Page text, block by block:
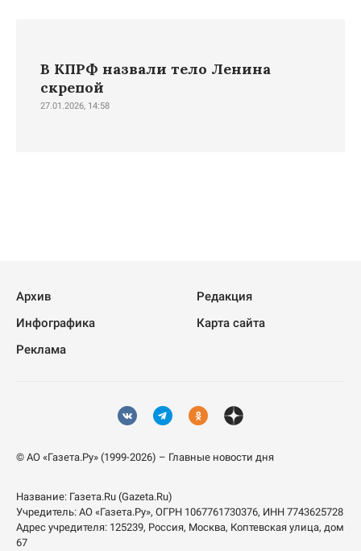
В КПРФ назвали тело Ленина
скрепой
27.01.2026, 14:58
Архив
Редакция
Инфографика
Карта сайта
Реклама
© АО «Газета.Ру» (1999-2026) – Главные новости дня
Название: Газета.Ru (Gazeta.Ru)
Учредитель: АО «Газета.Ру», ОГРН 1067761730376, ИНН 7743625728
Адрес учредителя: 125239, Россия, Москва, Коптевская улица, дом
67